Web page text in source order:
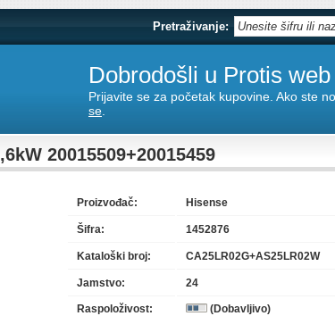
Pretraživanje:
Dobrodošli u Protis
Prijavite se za početak kupovine. Ako ste
se
20015509+20015459
Proizvođač: Hisense
Šifra: 1452876
Kataloški broj: CA25LR02G+AS25LR02W
Jamstvo: 24
Raspoloživost:
(Dobavljivo)